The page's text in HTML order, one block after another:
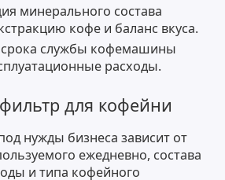
минерального состава
кофе и баланс вкуса.
службы кофемашины
расходы.
для кофейни
нужды бизнеса зависит от
ежедневно, состава
и типа кофейного